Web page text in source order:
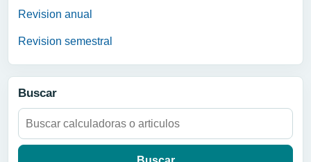
Revision anual
Revision semestral
Buscar
Buscar: